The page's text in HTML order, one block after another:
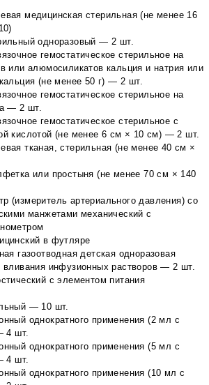
медицинская стерильная (не менее 16
одноразовый — 2 шт.
гемостатическое стерильное на
или алюмосиликатов кальция и натрия или
(не менее 50 г) — 2 шт.
гемостатическое стерильное на
— 2 шт.
гемостатическое стерильное с
кислотой (не менее 6 см × 10 см) — 2 шт.
тканая, стерильная (не менее 40 см ×
или простыня (не менее 70 см × 140
(измеритель артериального давления) со
манжетами механический с
в футляре
газоотводная детская одноразовая
вливания инфузионных растворов — 2 шт.
с элементом питания
— 10 шт.
однократного применения (2 мл с
4 шт.
однократного применения (5 мл с
4 шт.
однократного применения (10 мл с